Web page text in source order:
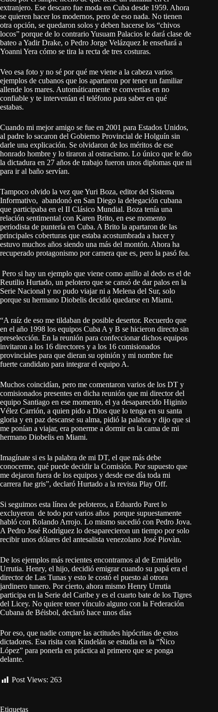
extranjero. Ese descaro fue moda en Cuba desde 1959. Ahora
se quieren hacer los modernos, pero de eso nada. No tienen
otra opción, se quedaron solos y deben hacerse los “chivos
locos” porque de lo contrario Yusuam Palacios le dará clase de
bateo a Yadir Drake, o Pedro Jorge Velázquez le enseñará a
Yoanni Yera cómo se tira la recta de tres costuras.
Veo esa foto y no sé por qué me viene a la cabeza varios
ejemplos de cubanos que los apartaron por tener un familiar
allende los mares. Automáticamente te convertías en no
confiable y te intervenían el teléfono para saber en qué
estabas.
Cuando mi mejor amigo se fue en 2001 para Estados Unidos,
al padre lo sacaron del Gobierno Provincial de Holguín sin
darle una explicación. Se olvidaron de los méritos de ese
honrado hombre y lo tiraron al ostracismo. Lo único que le dio
la dictadura en 27 años de trabajo fueron unos diplomas que ni
para ir al baño servían.
Tampoco olvido la vez que Yuri Boza, editor del Sistema
Informativo, abandonó en San Diego la delegación cubana
que participaba en el II Clásico Mundial. Boza tenía una
relación sentimental con Karen Brito, en ese momento
periodista de puntería en Cuba. A Brito la apartaron de las
principales coberturas que estaba acostumbrada a hacer y
estuvo muchos años siendo una más del montón. Ahora ha
recuperado protagonismo por carnera que es, pero la pasó fea.
Pero si hay un ejemplo que viene como anillo al dedo es el de
Reutilio Hurtado, un pelotero que se cansó de dar palos en la
Serie Nacional y no pudo viajar ni a Melena del Sur, solo
porque su hermano Diobelis decidió quedarse en Miami.
“A raíz de eso me tildaban de posible desertor. Recuerdo que
en el año 1998 los equipos Cuba A y B se hicieron directo sin
preselección. En la reunión para confeccionar dichos equipos
invitaron a los 16 directores y a los 16 comisionados
provinciales para que dieran su opinión y mi nombre fue
fuerte candidato para integrar el equipo A.
Muchos coincidían, pero me comentaron varios de los DT y
comisionados presentes en dicha reunión que mi director del
equipo Santiago en ese momento, el ya desaparecido Higinio
Vélez Carrión, a quien pido a Dios que lo tenga en su santa
gloria y en paz descanse su alma, pidió la palabra y dijo que si
me ponían a viajar, era ponerme a dormir en la cama de mi
hermano Diobelis en Miami.
Imagínate si es la palabra de mi DT, el que más debe
conocerme, qué puede decidir la Comisión. Por supuesto que
me dejaron fuera de los equipos y desde ese día toda mi
carrera fue gris”, declaró Hurtado a la revista Play Off.
Si seguimos esta línea de peloteros, a Eduardo Paret lo
excluyeron de todo por varios años porque supuestamente
habló con Rolando Arrojo. Lo mismo sucedió con Pedro Jova.
A Pedro José Rodrìguez lo desaparecieron un tiempo por solo
recibir unos dólares del antesalista venezolano José Piovàn.
De los ejemplos más recientes encontramos al de Ermidelio
Urrutia. Henry, el hijo, decidió emigrar cuando su papá era el
director de Las Tunas y esto le costó el puesto al otrora
jardinero tunero. Por cierto, ahora mismo Henry Urrutia
participa en la Serie del Caribe y es el cuarto bate de los Tigres
del Licey. No quiere tener vínculo alguno con la Federación
Cubana de Béisbol, declaró hace unos días
Por eso, que nadie compre las actitudes hipócritas de estos
dictadores. Esa risita con Kindelán se estudia en la “Ñico
López” para ponerla en práctica al primero que se ponga
delante.
Post Views: 263
Etiquetas